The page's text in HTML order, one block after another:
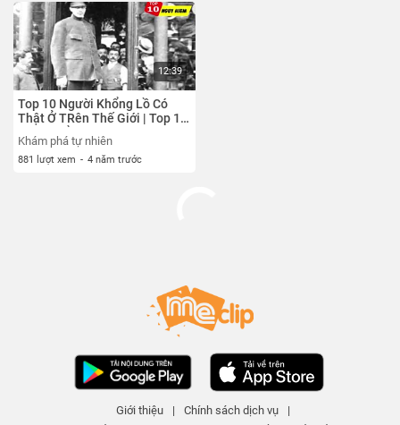
12:39
Top 10 Người Khổng Lồ Có
Thật Ở TRên Thế Giới | Top 10
Khám phá tự nhiên
881 lượt xem - 4 năm trước
Giới thiệu | Chính sách dịch vụ
|